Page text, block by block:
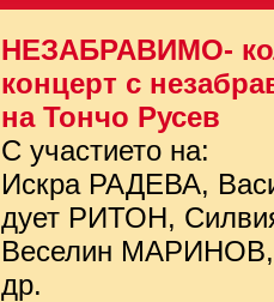
НЕЗАБРАВИМО-
концерт с
на Тончо Русев
С участието на:
Искра РАДЕВА,
дует РИТОН,
Веселин
др.